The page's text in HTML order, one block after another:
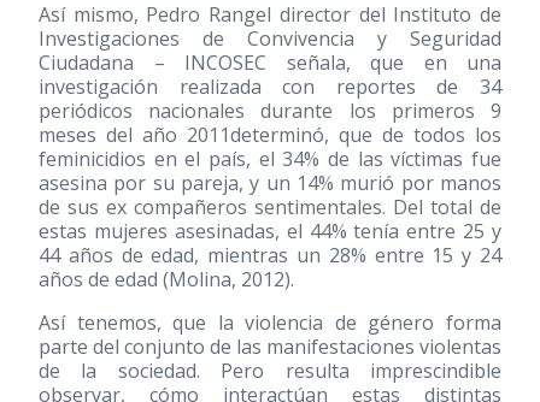
Así mismo, Pedro Rangel director del Instituto de
Investigaciones de Convivencia y Seguridad
Ciudadana – INCOSEC señala, que en una
investigación realizada con reportes de 34
periódicos nacionales durante los primeros 9
meses del año 2011determinó, que de todos los
feminicidios en el país, el 34% de las víctimas fue
asesina por su pareja, y un 14% murió por manos
de sus ex compañeros sentimentales. Del total de
estas mujeres asesinadas, el 44% tenía entre 25 y
44 años de edad, mientras un 28% entre 15 y 24
años de edad (Molina, 2012).
Así tenemos, que la violencia de género forma
parte del conjunto de las manifestaciones violentas
de la sociedad. Pero resulta imprescindible
observar, cómo interactúan estas distintas